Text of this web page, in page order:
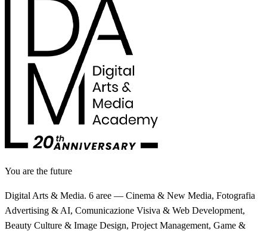
You are the future
Digital Arts & Media. 6 aree — Cinema & New Media, Fotografia
Advertising & AI, Comunicazione Visiva & Web Development,
Beauty Culture & Image Design, Project Management, Game &